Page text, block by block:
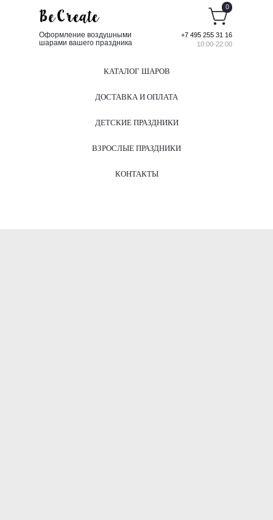
Оформление воздушными
шарами вашего праздника
+7 495 255 31 16
10:00-22:00
0
КАТАЛОГ ШАРОВ
ДОСТАВКА И ОПЛАТА
ДЕТСКИЕ ПРАЗДНИКИ
ВЗРОСЛЫЕ ПРАЗДНИКИ
КОНТАКТЫ